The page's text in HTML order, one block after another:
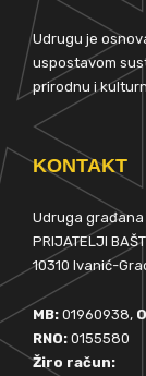
Udrugu je
uspostavom
prirodnu i
KONTAKT
Udruga građana
PRIJATELJI
10310 Ivanić-
MB: 01960938,
RNO: 0155580
Žiro račun: